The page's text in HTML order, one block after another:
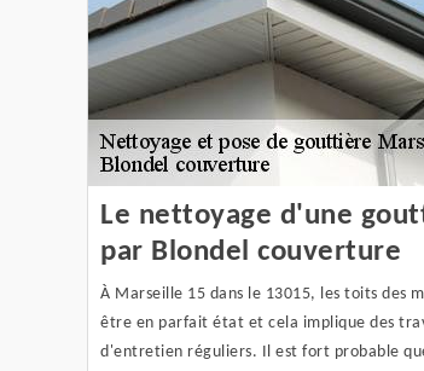
Le nettoyage d'une
par Blondel couverture
À Marseille 15 dans le 13015, les toits des
être en parfait état et cela implique des
d'entretien réguliers. Il est fort probable